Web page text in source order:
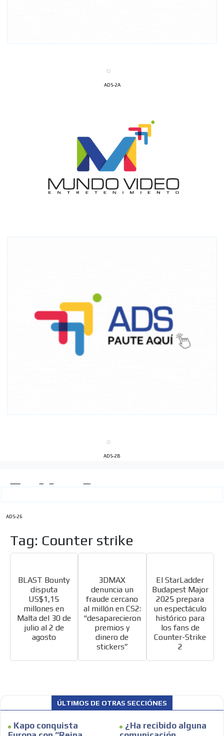
ADS-2A
ADS-2B
ADS-26
Tag: Counter strike
BLAST Bounty
disputa
US$1,15
millones en
Malta del 30 de
julio al 2 de
agosto
3DMAX
denuncia un
fraude cercano
al millón en CS2:
“desaparecieron
premios y
dinero de
stickers”
El StarLadder
Budapest Major
2025 prepara
un espectáculo
histórico para
los fans de
Counter-Strike
2
ÚLTIMOS DE OTRAS SECCIÓNES
Kapo conquista
¿Ha recibido alguna